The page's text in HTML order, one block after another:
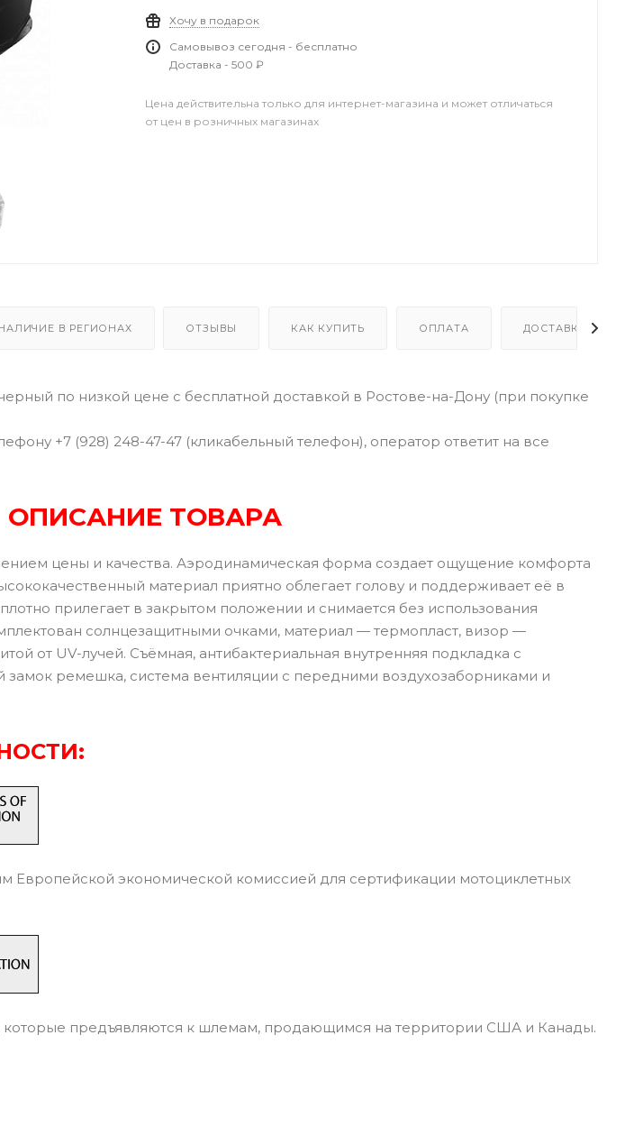
Хочу в подарок
Самовывоз сегодня - бесплатно
Доставка - 500 ₽
Цена действительна только для интернет-магазина и может отличаться
от цен в розничных магазинах
В РЕГИОНАХ ОТЗЫВЫ КАК КУПИТЬ ОПЛАТА ДОСТАВКА
по низкой цене с бесплатной доставкой в Ростове-на-Дону (при покупке
+7 (928) 248-47-47 (кликабельный телефон), оператор ответит на все
ОПИСАНИЕ ТОВАРА
цены и качества. Аэродинамическая форма создает ощущение комфорта
материал приятно облегает голову и поддерживает её в
прилегает в закрытом положении и снимается без использования
солнцезащитными очками, материал — термопласт, визор —
от UV-лучей. Съёмная, антибактериальная внутренняя подкладка с
ремешка, система вентиляции с передними воздухозаборниками и
Европейской экономической комиссией для сертификации мотоциклетных
которые предъявляются к шлемам, продающимся на территории США и Канады.